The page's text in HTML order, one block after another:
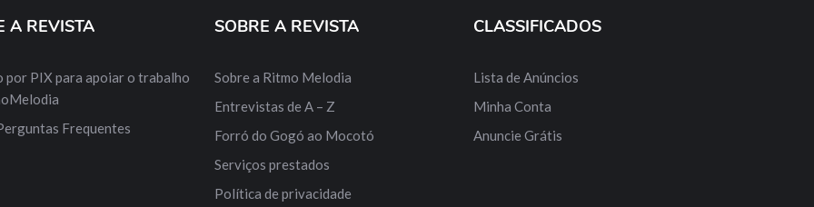
A REVISTA
por PIX para apoiar o trabalho
Frequentes
SOBRE A REVISTA
Sobre a Ritmo Melodia
Entrevistas de A – Z
Forró do Gogó ao Mocotó
Serviços prestados
Política de privacidade
CLASSIFICADOS
Lista de Anúncios
Minha Conta
Anuncie Grátis